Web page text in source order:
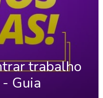
trabalho
Guia